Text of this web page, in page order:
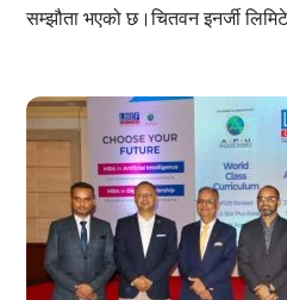
सम्झौता भएको छ।चितवन इनर्जी